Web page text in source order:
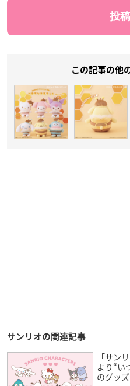
この記事の他
サンリオの関連記事
「サン
より“い
のグッ